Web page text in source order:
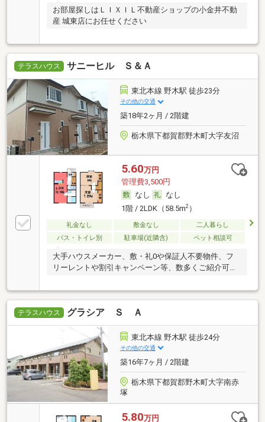
お部屋探しはＬＩＸＩＬ不動産ショップの小金井不動
産 城東店にお任せください
テラスハウス サニーヒル Ｓ＆Ａ
東北本線 野木駅 徒歩23分
その他の交通
築18年2ヶ月 / 2階建
栃木県下都賀郡野木町大字友沼
5.60万円
管理費3,500円
なし
なし
1階 / 2LDK（58.5m2）
礼金なし 敷金なし
二人暮らし
バス・トイレ別
駐車場(近隣含) ペット相談可
大手ハウスメーカー、敷・礼0や保証人不要物件、フ
リーレントや割引キャンペーン等、数多くご紹介可能
テラスハウス グラシア Ｓ Ａ
東北本線 野木駅 徒歩24分
その他の交通
築16年7ヶ月 / 2階建
栃木県下都賀郡野木町大字南赤
塚
5.80万円